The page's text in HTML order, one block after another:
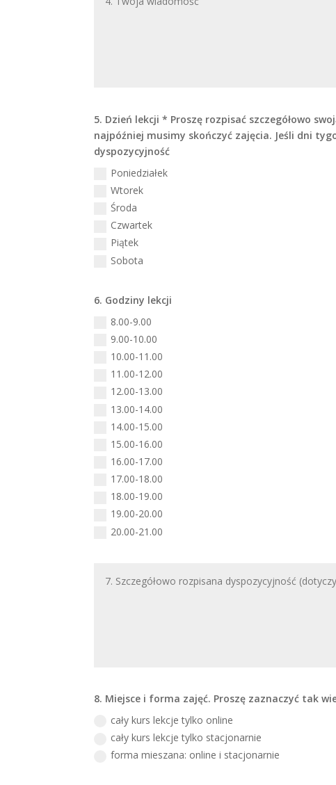
5. Dzień lekcji * Proszę rozpisać szczegółowo
najpóźniej musimy skończyć zajęcia. Jeśli dni
dyspozycyjność
Poniedziałek
Wtorek
Środa
Czwartek
Piątek
Sobota
6. Godziny lekcji
8.00-9.00
9.00-10.00
10.00-11.00
11.00-12.00
12.00-13.00
13.00-14.00
14.00-15.00
15.00-16.00
16.00-17.00
17.00-18.00
18.00-19.00
19.00-20.00
20.00-21.00
8. Miejsce i forma zajęć. Proszę zaznaczyć tak
cały kurs lekcje tylko online
cały kurs lekcje tylko stacjonarnie
forma mieszana: online i stacjonarnie